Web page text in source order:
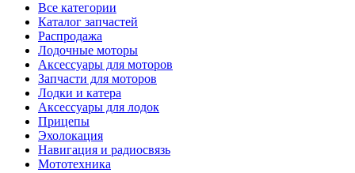
Все категории
Каталог запчастей
Распродажа
Лодочные моторы
Аксессуары для моторов
Запчасти для моторов
Лодки и катера
Аксессуары для лодок
Прицепы
Эхолокация
Навигация и радиосвязь
Мототехника